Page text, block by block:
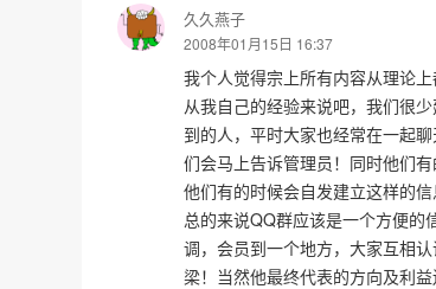
久久燕子
2008年01月15日 16:37
我个人觉得宗上所有内容从理论
从我自己的经验来说吧，我们很
到的人，平时大家也经常在一起
们会马上告诉管理员！同时他们
他们有的时候会自发建立这样的
总的来说QQ群应该是一个方便的
调，会员到一个地方，大家互相
梁！当然他最终代表的方向及利